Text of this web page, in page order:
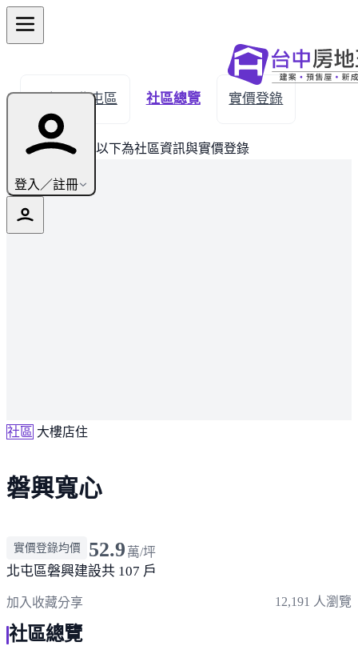
登入／註冊
← 返回北屯區 社區總覽 實價登錄
此建案已完銷，以下為社區資訊與實價登錄
社區 大樓店住
磐興寬心
實價登錄均價 52.9 萬/坪
北屯區磐興建設共 107 戶
加入收藏分享 12,191 人瀏覽
社區總覽